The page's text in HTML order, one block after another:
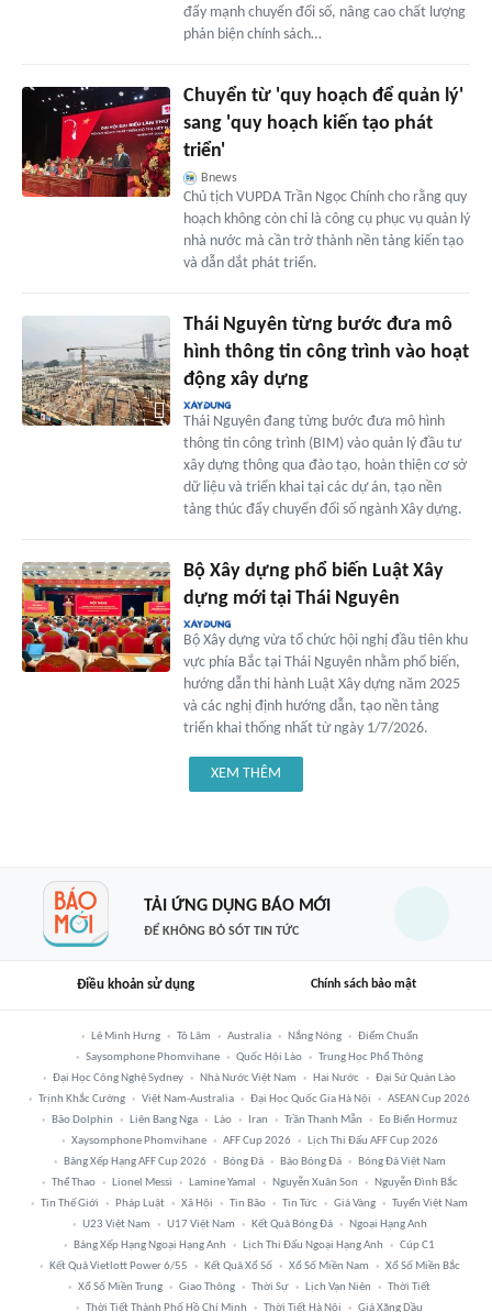
đẩy mạnh chuyển đổi số, nâng cao chất lượng
phản biện chính sách…
Chuyển từ 'quy hoạch để quản lý'
sang 'quy hoạch kiến tạo phát
triển'
Bnews
Chủ tịch VUPDA Trần Ngọc Chính cho rằng quy
hoạch không còn chỉ là công cụ phục vụ quản lý
nhà nước mà cần trở thành nền tảng kiến tạo
và dẫn dắt phát triển.
Thái Nguyên từng bước đưa mô
hình thông tin công trình vào hoạt
động xây dựng
Thái Nguyên đang từng bước đưa mô hình
thông tin công trình (BIM) vào quản lý đầu tư
xây dựng thông qua đào tạo, hoàn thiện cơ sở
dữ liệu và triển khai tại các dự án, tạo nền
tảng thúc đẩy chuyển đổi số ngành Xây dựng.
Bộ Xây dựng phổ biến Luật Xây
dựng mới tại Thái Nguyên
Bộ Xây dựng vừa tổ chức hội nghị đầu tiên khu
vực phía Bắc tại Thái Nguyên nhằm phổ biến,
hướng dẫn thi hành Luật Xây dựng năm 2025
và các nghị định hướng dẫn, tạo nền tảng
triển khai thống nhất từ ngày 1/7/2026.
XEM THÊM
TẢI ỨNG DỤNG BÁO MỚI
ĐỂ KHÔNG BỎ SÓT TIN TỨC
Điều khoản sử dụng Chính sách bảo mật
Lê Minh Hưng Tô Lâm Australia Nắng Nóng
Điểm Chuẩn
Saysomphone Phomvihane
Quốc Hội Lào
Trung Học Phổ Thông
Đại Học Công Nghệ Sydney
Nhà Nước Việt Nam Hai Nước
Đại Sứ Quán Lào
Trịnh Khắc Cường
Việt Nam-Australia Đại Học Quốc Gia Hà Nội
ASEAN Cup 2026
Bão Dolphin
Liên Bang Nga Lào Iran Trần Thanh Mẫn
Eo Biển Hormuz
Xaysomphone Phomvihane
AFF Cup 2026
Lịch Thi Đấu AFF Cup 2026
Bảng Xếp Hạng AFF Cup 2026
Bóng Đá Báo Bóng Đá
Bóng Đá Việt Nam
Thể Thao
Lionel Messi Lamine Yamal Nguyễn Xuân Son
Nguyễn Đình Bắc
Tin Thế Giới
Pháp Luật Xã Hội Tin Bão Tin Tức Giá Vàng
Tuyển Việt Nam
U23 Việt Nam
U17 Việt Nam Kết Quả Bóng Đá
Ngoại Hạng Anh
Bảng Xếp Hạng Ngoại Hạng Anh
Lịch Thi Đấu Ngoại Hạng Anh
Cúp C1
Kết Quả Vietlott Power 6/55
Kết Quả Xổ Số Xổ Số Miền Nam
Xổ Số Miền Bắc
Xổ Số Miền Trung
Giao Thông Thời Sự Lịch Vạn Niên
Thời Tiết
Thời Tiết Thành Phố Hồ Chí Minh
Thời Tiết Hà Nội Giá Xăng Dầu